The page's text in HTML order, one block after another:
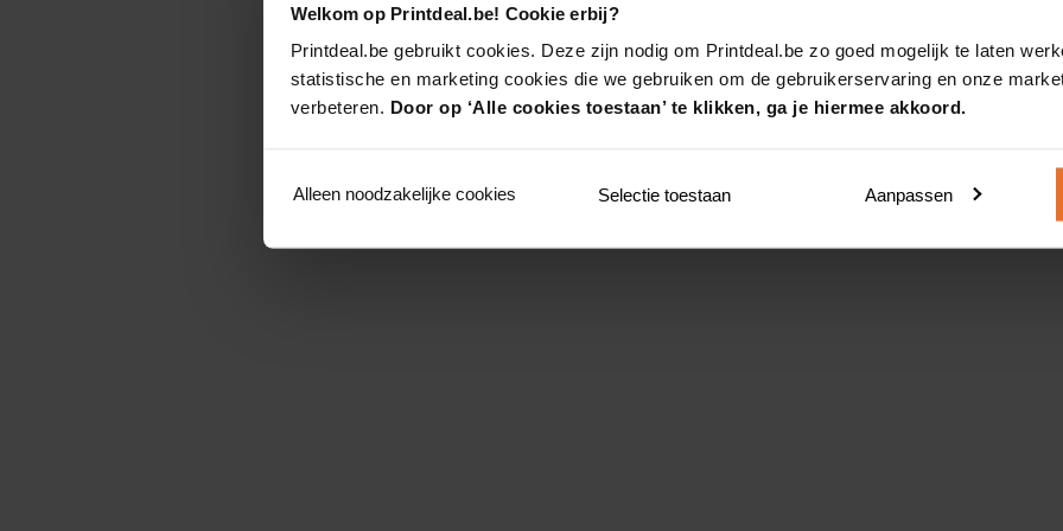
Welkom op Printdeal.be! Cookie erbij?
Printdeal.be gebruikt cookies. Deze zijn nodig om Printdeal.be zo goed mogelijk te laten
statistische en marketing cookies die we gebruiken om de gebruikerservaring en onze
verbeteren. Door op ‘Alle cookies toestaan’ te klikken, ga je hiermee akkoord.
Alleen noodzakelijke cookies Selectie toestaan Aanpassen